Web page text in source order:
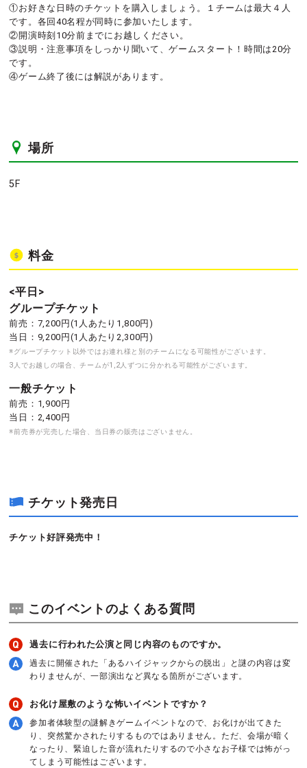
①お好きな日時のチケットを購入しましょう。１チームは最大４人
です。各回40名程が同時に参加いたします。
②開演時刻10分前までにお越しください。
③説明・注意事項をしっかり聞いて、ゲームスタート！時間は20分
です。
④ゲーム終了後には解説があります。
場所
5F
料金
<平日>
グループチケット
前売：7,200円(1人あたり1,800円)
当日：9,200円(1人あたり2,300円)
※グループチケット以外ではお連れ様と別のチームになる可能性がございます。
3人でお越しの場合、チームが1,2人ずつに分かれる可能性がございます。
一般チケット
前売：1,900円
当日：2,400円
※前売券が完売した場合、当日券の販売はございません。
チケット発売日
チケット好評発売中！
このイベントのよくある質問
過去に行われた公演と同じ内容のものですか。
過去に開催された「あるハイジャックからの脱出」と謎の内容は変
わりませんが、一部演出など異なる箇所がございます。
お化け屋敷のような怖いイベントですか？
参加者体験型の謎解きゲームイベントなので、お化けが出てきた
り、突然驚かされたりするものではありません。ただ、会場が暗く
なったり、緊迫した音が流れたりするので小さなお子様では怖がっ
てしまう可能性はございます。